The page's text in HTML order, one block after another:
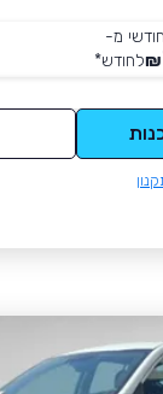
מ-
₪לחודש*